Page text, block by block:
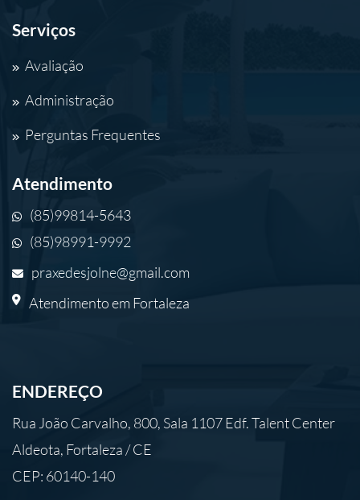
Serviços
Avaliação
Administração
Perguntas Frequentes
Atendimento
(85)99814-5643
(85)98991-9992
praxedesjolne@gmail.com
Atendimento em Fortaleza
ENDEREÇO
Rua João Carvalho, 800, Sala 1107 Edf. Talent Center
Aldeota, Fortaleza / CE
CEP: 60140-140